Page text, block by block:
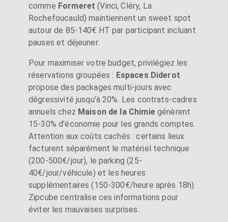
comme Formeret (Vinci, Cléry, La
Rochefoucauld) maintiennent un sweet spot
autour de 85-140€ HT par participant incluant
pauses et déjeuner.
Pour maximiser votre budget, privilégiez les
réservations groupées : Espaces Diderot
propose des packages multi-jours avec
dégressivité jusqu'à 20%. Les contrats-cadres
annuels chez Maison de la Chimiegénèrent
15-30% d'économie pour les grands comptes.
Attention aux coûts cachés : certains lieux
facturent séparément le matériel technique
(200-500€/jour), le parking (25-
40€/jour/véhicule) et les heures
supplémentaires (150-300€/heure après 18h).
Zipcube centralise ces informations pour
éviter les mauvaises surprises.